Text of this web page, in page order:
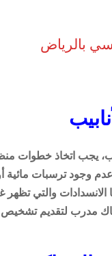
بالرياض
يجب اتخاذ خطوات
وجود ترسبات مائية
والتي
مدرب لتقديم تشخيص